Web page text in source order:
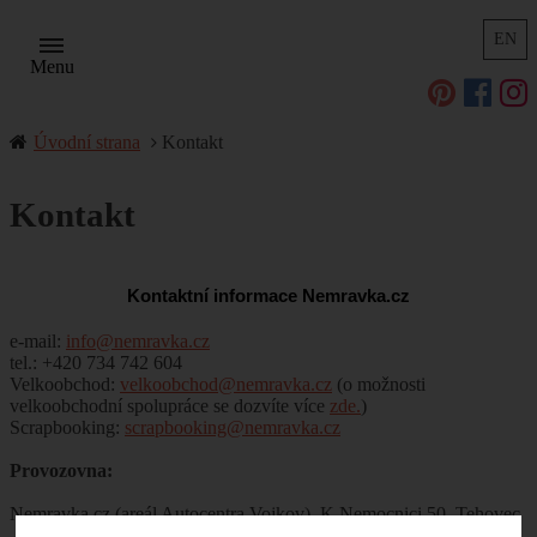
EN
Menu
Úvodní strana Kontakt
Kontakt
Kontaktní informace Nemravka.cz
e-mail: info@nemravka.cz
tel.: +420 734 742 604
Velkoobchod: velkoobchod@nemravka.cz (o možnosti
velkoobchodní spolupráce se dozvíte více zde.)
Scrapbooking: scrapbooking@nemravka.cz
Provozovna:
Nemravka.cz (areál Autocentra Vojkov), K Nemocnici 50, Tehovec